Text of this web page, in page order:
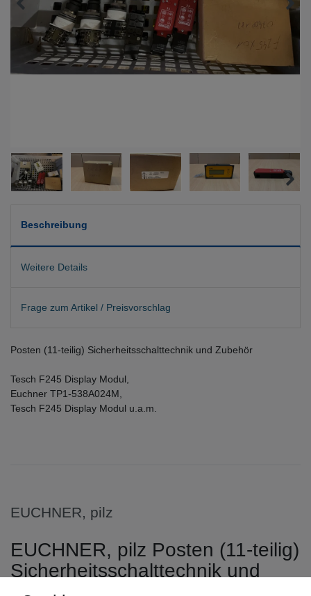
Beschreibung
Weitere Details
Frage zum Artikel / Preisvorschlag
Posten (11-teilig) Sicherheitsschalttechnik und Zubehör
Tesch F245 Display Modul,
Euchner TP1-538A024M,
Tesch F245 Display Modul u.a.m.
EUCHNER, pilz
EUCHNER, pilz Posten (11-teilig)
Sicherheitsschalttechnik und
Zubehör